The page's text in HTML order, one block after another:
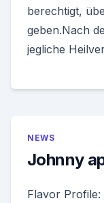
berechtigt,
geben.Nach
jegliche
NEWS
Johnny
Flavor Profile: